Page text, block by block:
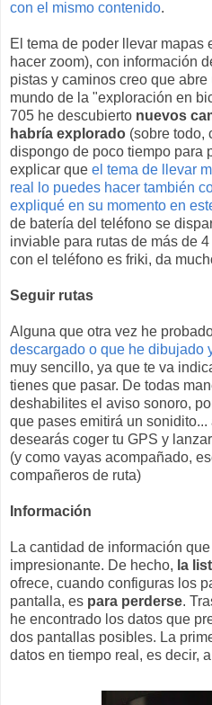
con el mismo contenido.
El tema de poder llevar mapas
hacer zoom), con información
pistas y caminos creo que
mundo de la "exploración en
705 he descubierto nuevos
habría explorado (sobre todo,
dispongo de poco tiempo para
explicar que el tema de llevar
real lo puedes hacer también
expliqué en su momento en
de batería del teléfono se
inviable para rutas de más de
con el teléfono es friki, da
Seguir rutas
Alguna que otra vez he
descargado o que he dibujado
muy sencillo, ya que te va
tienes que pasar. De todas
deshabilites el aviso sonoro,
que pases emitirá un
desearás coger tu GPS y
(y como vayas acompañado,
compañeros de ruta)
Información
La cantidad de información
impresionante. De hecho, la
ofrece, cuando configuras los
pantalla, es para perderse.
he encontrado los datos que
dos pantallas posibles. La
datos en tiempo real, es decir,